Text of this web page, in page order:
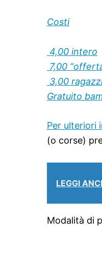
Costi
 4,00 intero
 7,00
 3,00
Gratuito
Per ulteriori
(o corse)
LEGGI
Modalità di